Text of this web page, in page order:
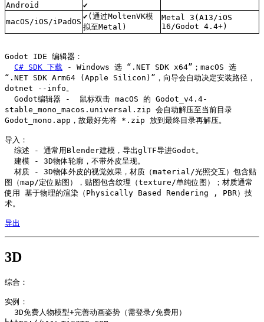
Android
✔
macOS/iOS/iPadOS
✔(通过MoltenVK模
拟至Metal)
Metal 3(A13/iOS
16/Godot 4.4+)
Godot IDE 编辑器：
C# SDK 下载 - Windows 选 “.NET SDK x64”；macOS 选
“.NET SDK Arm64 (Apple Silicon)”，向导会自动决定安装路径，
dotnet --info。
stable_mono_macos.universal.zip 会自动解压至当前目录
Godot_mono.app，故最好先将 *.zip 放到最终目录再解压。
导入：
图（map/定位贴图），贴图包含纹理（texture/单纯位图）；材质通常
使用 基于物理的渲染（Physically Based Rendering , PBR）技
术。
导出
3D
综合：
实例：